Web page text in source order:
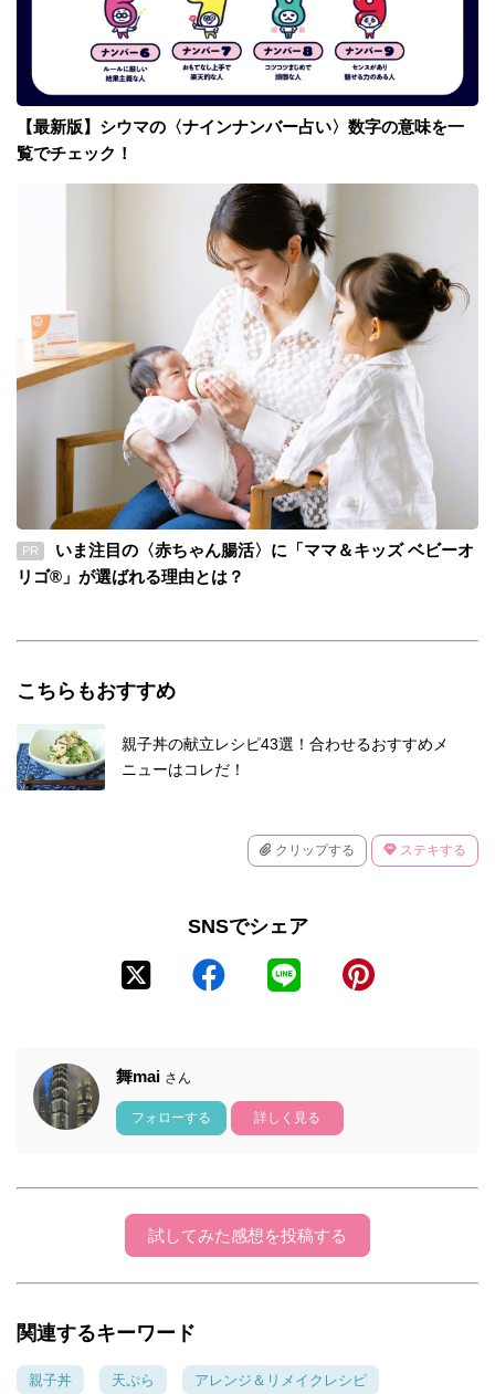
【最新版】シウマの〈ナインナンバー占い〉数字の意味を一
覧でチェック！
PR
いま注目の〈赤ちゃん腸活〉に「ママ＆キッズ ベビーオ
リゴ®」が選ばれる理由とは？
こちらもおすすめ
親子丼の献立レシピ43選！合わせるおすすめメ
ニューはコレだ！
クリップする ステキする
SNSでシェア
舞mai さん
フォローする 詳しく見る
試してみた感想を投稿する
関連するキーワード
親子丼 天ぷら アレンジ＆リメイクレシピ